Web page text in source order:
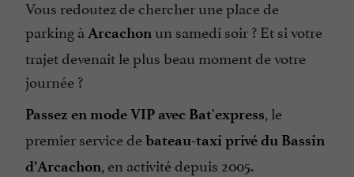
Vous redoutez de chercher une place de
parking à Arcachon un samedi soir ? Et si votre
trajet devenait le plus beau moment de votre
journée ?
Passez en mode VIP avec Bat'express, le
premier service debateau-taxi privédu Bassin
d’Arcachon, en activité depuis 2005.